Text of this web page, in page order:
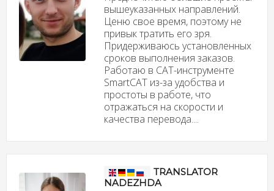
вышеуказанных направлений.
Ценю свое время, поэтому не
привык тратить его зря.
Придерживаюсь установленных
сроков выполнения заказов.
Работаю в САТ-инструменте
SmartCAT из-за удобства и
простоты в работе, что
отражаться на скорости и
качества перевода....
TRANSLATOR
NADEZHDA